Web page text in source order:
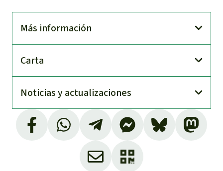
Más información
Carta
Noti­cias y actuali­zaciones